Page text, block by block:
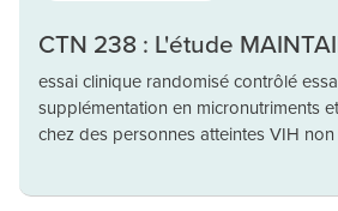
CTN 238 : L'étude
essai clinique randomisé contrôlé
supplémentation en micronutriments
chez des personnes atteintes VIH